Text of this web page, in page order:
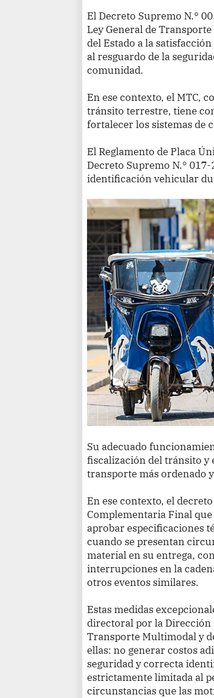
El Decreto Supremo N.°
Ley General de
del Estado a la
al resguardo de la
comunidad.
En ese contexto, el MTC,
tránsito terrestre, tiene
fortalecer los sistemas de
El Reglamento de Placa
Decreto Supremo N.°
identificación vehicular
Su adecuado
fiscalización del tránsito
transporte más ordenado
En ese contexto, el
Complementaria Final
aprobar especificaciones
cuando se presentan
material en su entrega,
interrupciones en la
otros eventos similares.
Estasmedidas
directoral por la Dirección
Transporte Multimodal y
ellas: no generar costos
seguridad y correcta
estrictamente limitada al
circunstancias que las